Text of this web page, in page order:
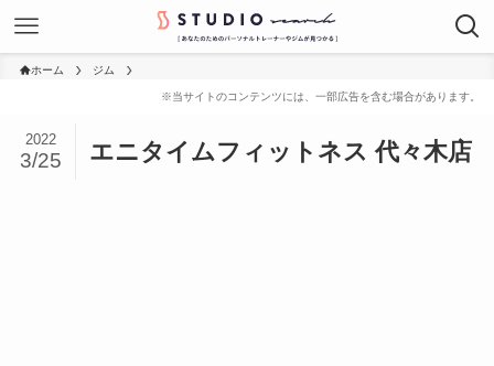
ホーム ジム
エニタイムフィットネス 代々木店
2022
3/25